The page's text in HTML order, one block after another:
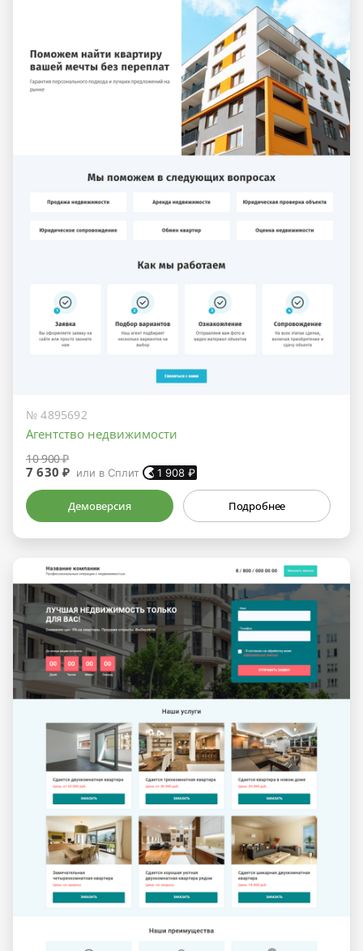
№ 4895692
Агентство недвижимости
10 900 ₽
7 630 ₽ или в Сплит 1 908 ₽
Демоверсия Подробнее